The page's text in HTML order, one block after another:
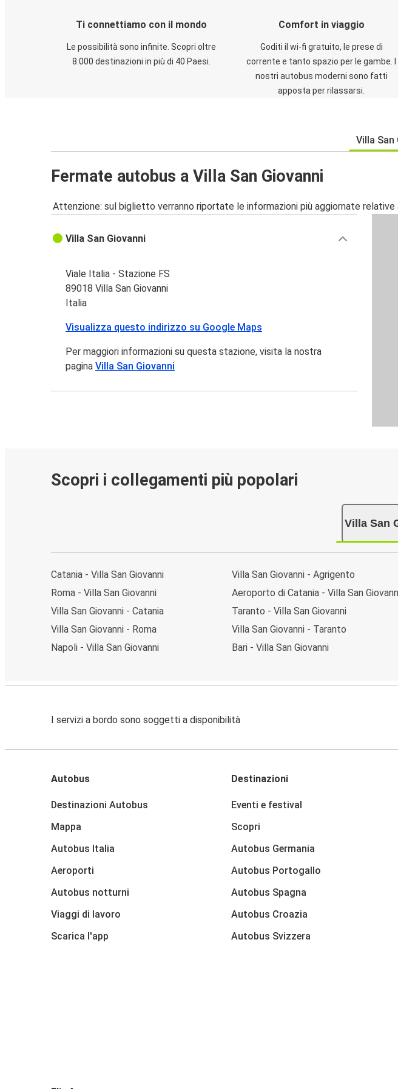
Ti connettiamo con il mondo
Le possibilità sono infinite. Scopri oltre
8.000 destinazioni in più di 40 Paesi.
Comfort in viaggio
Goditi il wi-fi gratuito, le prese di
corrente e tanto spazio per le gambe. I
nostri autobus moderni sono fatti
apposta per rilassarsi.
Villa San
Fermate autobus a Villa San Giovanni
Attenzione: sul biglietto verranno riportate le informazioni più aggiornate relative
Villa San Giovanni
Viale Italia - Stazione FS
89018 Villa San Giovanni
Italia
Visualizza questo indirizzo su Google Maps
Per maggiori informazioni su questa stazione, visita la nostra
paginaVilla San Giovanni
Scopri i collegamenti più popolari
Villa San
Catania - Villa San Giovanni
Roma - Villa San Giovanni
Villa San Giovanni - Catania
Villa San Giovanni - Roma
Napoli - Villa San Giovanni
Villa San Giovanni - Agrigento
Aeroporto di Catania - Villa San
Taranto - Villa San Giovanni
Villa San Giovanni - Taranto
Bari - Villa San Giovanni
I servizi a bordo sono soggetti a disponibilità
Autobus
Destinazioni Autobus
Mappa
Autobus Italia
Aeroporti
Autobus notturni
Viaggi di lavoro
Scarica l'app
Destinazioni
Eventi e festival
Scopri
Autobus Germania
Autobus Portogallo
Autobus Spagna
Autobus Croazia
Autobus Svizzera